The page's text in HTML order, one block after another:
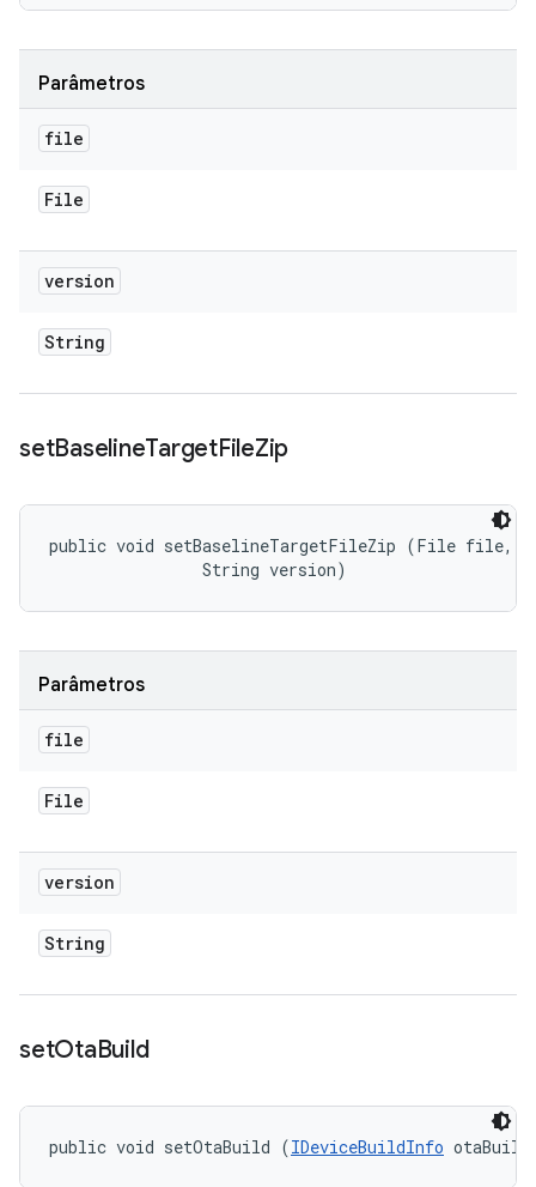
Parâmetros
file
File
version
String
setBaselineTargetFileZip
public void setBaselineTargetFileZip (File file,
                String version)
Parâmetros
file
File
version
String
setOtaBuild
public void setOtaBuild (IDeviceBuildInfo